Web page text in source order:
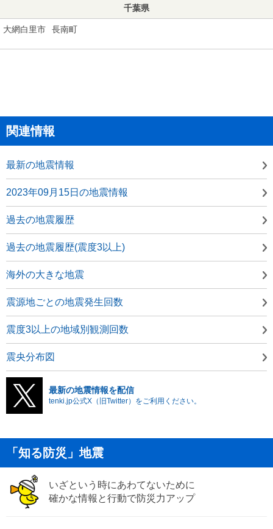
千葉県
大網白里市 長南町
関連情報
最新の地震情報
2023年09月15日の地震情報
過去の地震履歴
過去の地震履歴(震度3以上)
海外の大きな地震
震源地ごとの地震発生回数
震度3以上の地域別観測回数
震央分布図
最新の地震情報を配信
tenki.jp公式X（旧Twitter）をご利用ください。
「知る防災」地震
いざという時にあわてないために
確かな情報と行動で防災力アップ